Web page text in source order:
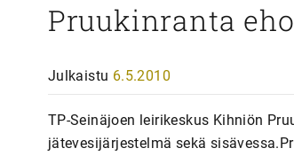
Pruukinranta
Julkaistu 6.5.2010
TP-Seinäjoen leirikeskus Kihniön
jätevesijärjestelmä sekä